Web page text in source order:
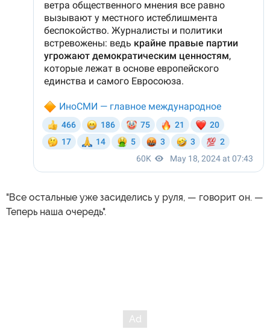
"Все остальные уже засиделись у руля, — говорит он. —
Теперь наша очередь".